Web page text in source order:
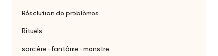
Résolution de problèmes
Rituels
sorcière-fantôme-monstre